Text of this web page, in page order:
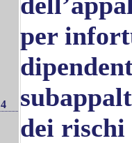
4
per
dei